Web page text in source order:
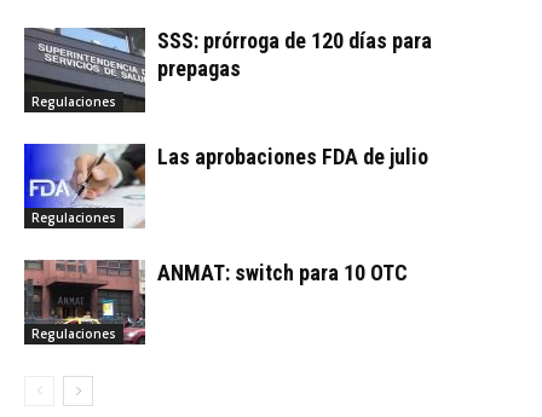
Regulaciones
SSS: prórroga de 120 días para
prepagas
Regulaciones
Las aprobaciones FDA de julio
Regulaciones
ANMAT: switch para 10 OTC